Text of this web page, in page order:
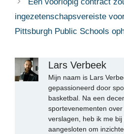
ingezetenschapsvereiste
Pittsburgh Public Schools
Lars Verbeek
Mijn naam is Lars
gepassioneerd door
basketbal. Na een
sportevenementen
verslagen, heb ik me
aangesloten om